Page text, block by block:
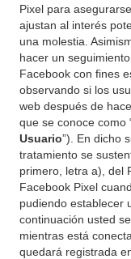
Pixel para
ajustan al interés
una molestia.
hacer un
Facebook con fines
observando si los
web después de
que se conoce como
Usuario”). En dicho
tratamiento se
primero, letra a), del
Facebook Pixel
pudiendo establecer
continuación usted
mientras está
quedará registrada